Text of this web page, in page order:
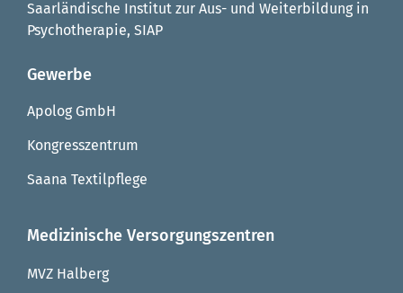
Saarländische Institut zur Aus- und Weiterbildung in
Psychotherapie, SIAP
Gewerbe
Apolog GmbH
Kongresszentrum
Saana Textilpflege
Medizinische Versorgungszentren
MVZ Halberg